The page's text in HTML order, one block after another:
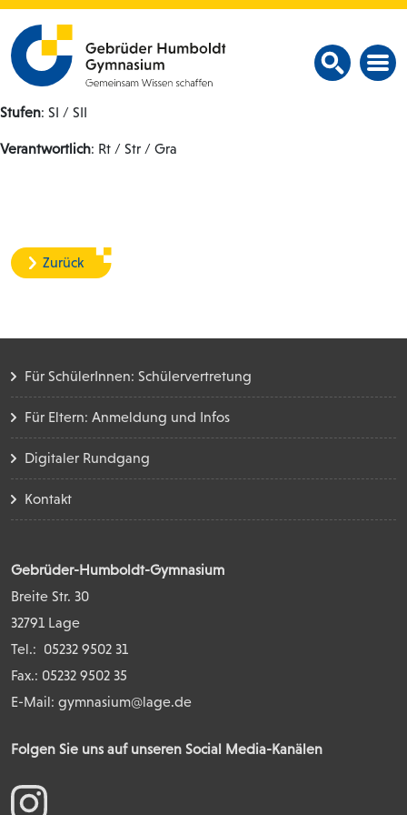
Stufen: SI / SII
Verantwortlich: Rt / Str / Gra
Zurück
Für SchülerInnen: Schülervertretung
Für Eltern: Anmeldung und Infos
Digitaler Rundgang
Kontakt
Gebrüder-Humboldt-Gymnasium
Breite Str. 30
32791 Lage
Tel.: 05232 9502 31
Fax.: 05232 9502 35
E-Mail: gymnasium@lage.de
Folgen Sie uns auf unseren Social Media-Kanälen